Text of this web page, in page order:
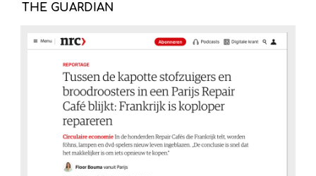
THE GUARDIAN